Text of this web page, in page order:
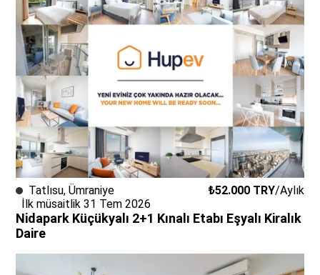
Tatlısu, Ümraniye ₺52.000 TRY/Aylık
İlk müsaitlik 31 Tem 2026
Nidapark Küçükyalı 2+1 Kınalı Etabı Eşyalı Kiralık
Daire